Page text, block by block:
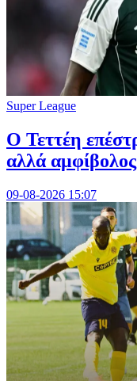
Super League
Ο Τεττέη
αλλά
09-08-2026 15:07